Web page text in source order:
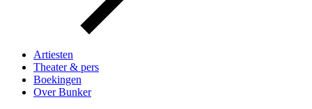
Artiesten
Theater & pers
Boekingen
Over Bunker